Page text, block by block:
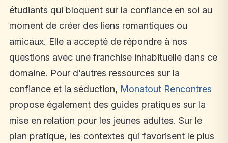
étudiants qui bloquent sur la confiance en soi au
moment de créer des liens romantiques ou
amicaux. Elle a accepté de répondre à nos
questions avec une franchise inhabituelle dans ce
domaine. Pour d’autres ressources sur la
confiance et la séduction, Monatout Rencontres
propose également des guides pratiques sur la
mise en relation pour les jeunes adultes. Sur le
plan pratique, les contextes qui favorisent le plus